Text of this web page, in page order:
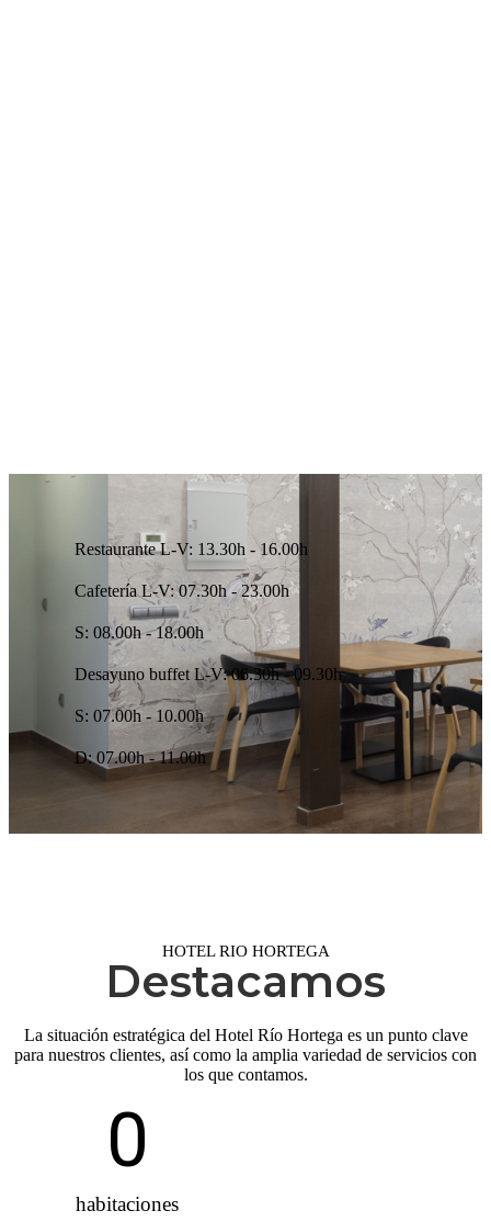
RestauranteL-V: 13.30h - 16.00h
CafeteríaL-V: 07.30h - 23.00h
S: 08.00h - 18.00h
Desayuno buffet L-V: 06.30h - 09.30h
S: 07.00h - 10.00h
D: 07.00h - 11.00h
HOTEL RIO HORTEGA
Destacamos
La situación estratégica del Hotel Río Hortega es un punto clave
para nuestros clientes, así como la amplia variedad de servicios con
los que contamos.
0
habitaciones